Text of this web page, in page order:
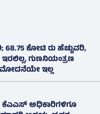
ಕೋಟಿ ರು ಹೆಚ್ಚುವರಿ,
ಗುಣನಿಯಂತ್ರಣ
ಇಲ್ಲ
ಕೆಎಎಸ್ ಅಧಿಕಾರಿಗಳಿಗೂ